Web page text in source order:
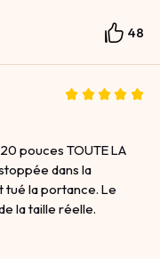
48
pouces TOUTE LA
dans la
tué la portance. Le
la taille réelle.